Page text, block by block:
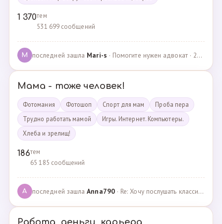
1 370тем
531 699 сообщений
M последней зашла Mari-s · Помогите нужен адвокат · 24.04.2025
Мама - тоже человек!
Фотомания Фотошоп Спорт для мам
Проба пера
Трудно работать мамой
Игры. Интернет. Компьютеры.
Хлеба и зрелищ!
186тем
65 185 сообщений
A последней зашлаAnna790· Re: Хочу послушать классику · 22.03.2025
Работа, деньги, карьера